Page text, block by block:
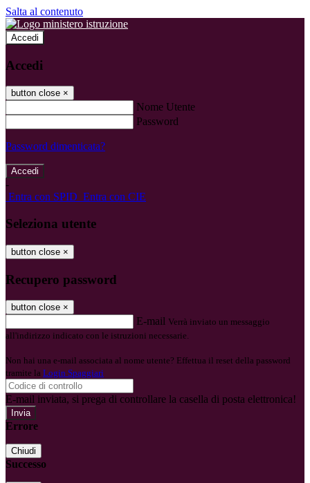
Salta al contenuto
Accedi
Accedi
button close ×
Nome Utente
Password
Password dimenticata?
-
Entra con SPID Entra con CIE
Seleziona utente
button close ×
Recupero password
button close ×
E-mail Verrà inviato un messaggio
all'indirizzo indicato con le istruzioni necessarie.
Non hai una e-mail associata al nome utente? Effettua il reset della password
tramite la Login Spaggiari
E-mail inviata, si prega di controllare la casella di posta elettronica!
Errore
Chiudi
Successo